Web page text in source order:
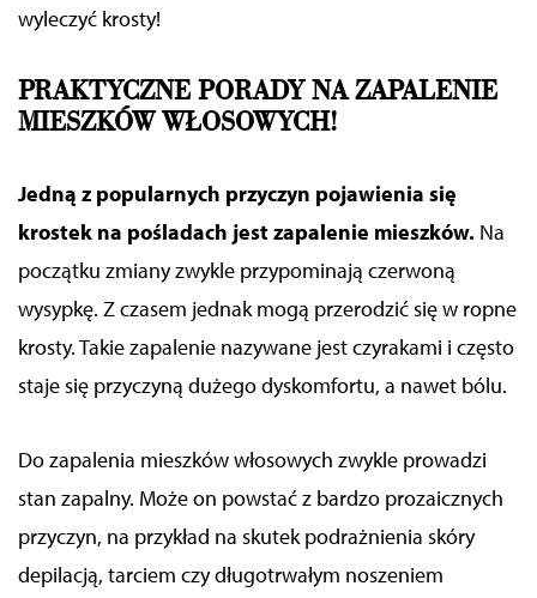
wyleczyć krosty!
PRAKTYCZNEPORADY NA ZAPALENIE
MIESZKÓW WŁOSOWYCH!
Jedną z popularnych przyczyn pojawienia się
krostek na pośladach jest zapalenie mieszków. Na
początku zmiany zwykle przypominają czerwoną
wysypkę. Z czasem jednak mogą przerodzić się w ropne
krosty. Takie zapalenie nazywane jest czyrakami i często
staje się przyczyną dużego dyskomfortu, a nawet bólu.
Do zapalenia mieszków włosowych zwykle prowadzi
stan zapalny. Może on powstać z bardzo prozaicznych
przyczyn, na przykład na skutek podrażnienia skóry
depilacją, tarciem czy długotrwałym noszeniem